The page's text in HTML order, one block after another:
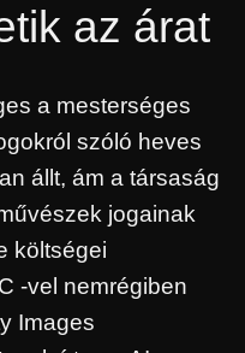
az árat
a mesterséges
szóló heves
állt, ám a társaság
jogainak
költségei
-vel nemrégiben
Images